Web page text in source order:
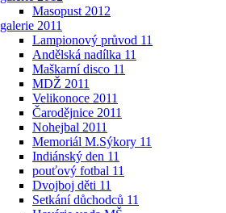
Masopust 2012
galerie 2011
Lampionový průvod 11
Andělská nadílka 11
Maškarní disco 11
MDŽ 2011
Velikonoce 2011
Čarodějnice 2011
Nohejbal 2011
Memoriál M.Sýkory 11
Indiánský den 11
pouťový fotbal 11
Dvojboj děti 11
Setkání důchodců 11